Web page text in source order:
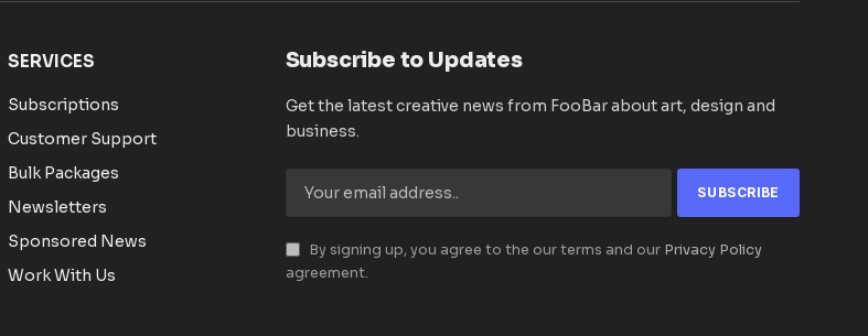
SERVICES
Subscriptions
Customer Support
Bulk Packages
Newsletters
Sponsored News
Work With Us
Subscribe to Updates
Get the latest creative news from FooBar about art, design and
business.
By signing up, you agree to the our terms and our Privacy Policy
agreement.